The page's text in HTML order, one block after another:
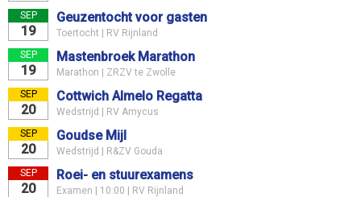
SEP
19
Geuzentocht voor gasten
Toertocht | RV Rijnland
SEP
19
Mastenbroek Marathon
Marathon | ZRZV te Zwolle
SEP
20
Cottwich Almelo Regatta
Wedstrijd | RV Amycus
SEP
20
Goudse Mijl
Wedstrijd | R&ZV Gouda
SEP
20
Roei- en stuurexamens
Examen | 10:00 | RV Rijnland